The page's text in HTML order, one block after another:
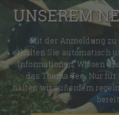
UNSEREM
Mit der Anmeldung zu
erhalten Sie automatisch
Informationen, Wissen
das Thema Tee. Nur
halten wir außerdem